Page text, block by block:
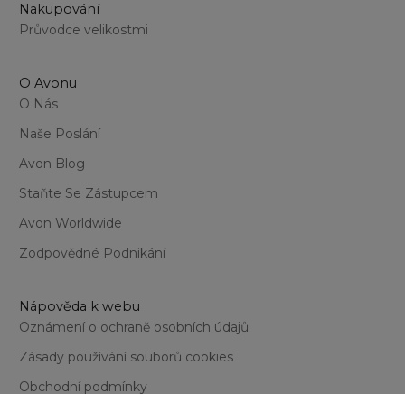
Nakupování
Průvodce velikostmi
O Avonu
O Nás
Naše Poslání
Avon Blog
Staňte Se Zástupcem
Avon Worldwide
Zodpovědné Podnikání
Nápověda k webu
Oznámení o ochraně osobních údajů
Zásady používání souborů cookies
Obchodní podmínky